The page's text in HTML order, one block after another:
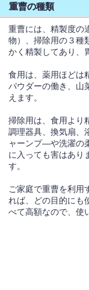
重曹の種類
重曹には、精製度の
物）、掃除用の３種
かく精製してあり、
食用は、薬用ほどは
パウダーの働き、山
えます。
掃除用は、食用より
調理器具、換気扇、
ャーンプ―や洗濯の
に入っても害はあり
す。
ご家庭で重曹を利用
れば、どの目的にも
べて高額なので、使